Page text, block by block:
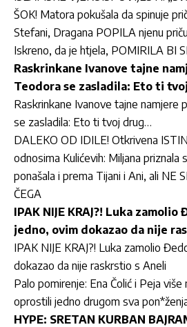
ŠOK! Matora pokušala da spinuje
Stefani, Dragana POPILA njenu
Iskreno, da je htjela, POMIRILA BI
Raskrinkane Ivanove tajne
Teodora se zasladila: Eto ti
Raskrinkane Ivanove tajne namjere
se zasladila: Eto ti tvoj drug…
DALEKO OD IDILE! Otkrivena
odnosima Kulićevih: Miljana priznala
ponašala i prema Tijani i Ani, ali NE
ČEGA
IPAK NIJE KRAJ?! Luka zamolio
jedno, ovim dokazao da nije
IPAK NIJE KRAJ?! Luka zamolio
dokazao da nije raskrstio s Aneli
Palo pomirenje: Ena Čolić i Peja
oprostili jedno drugom sva
HYPE: SRETAN KURBAN